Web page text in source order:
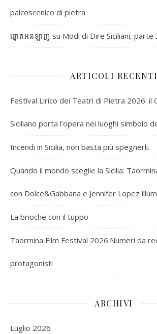
palcoscenico di pietra
ឆ្នោតអនឡាញ su Modi di Dire Siciliani, parte
ARTICOLI RECENTI
Festival Lirico dei Teatri di Pietra 2026: il
Siciliano porta l’opera nei luoghi simbolo
Incendi in Sicilia, non basta più spegnerli.
Quando il mondo sceglie la Sicilia:
con Dolce&Gabbana e Jennifer Lopez
La brioche con il tuppo
Taormina Film Festival 2026:Numeri da
protagonisti
ARCHIVI
Luglio 2026